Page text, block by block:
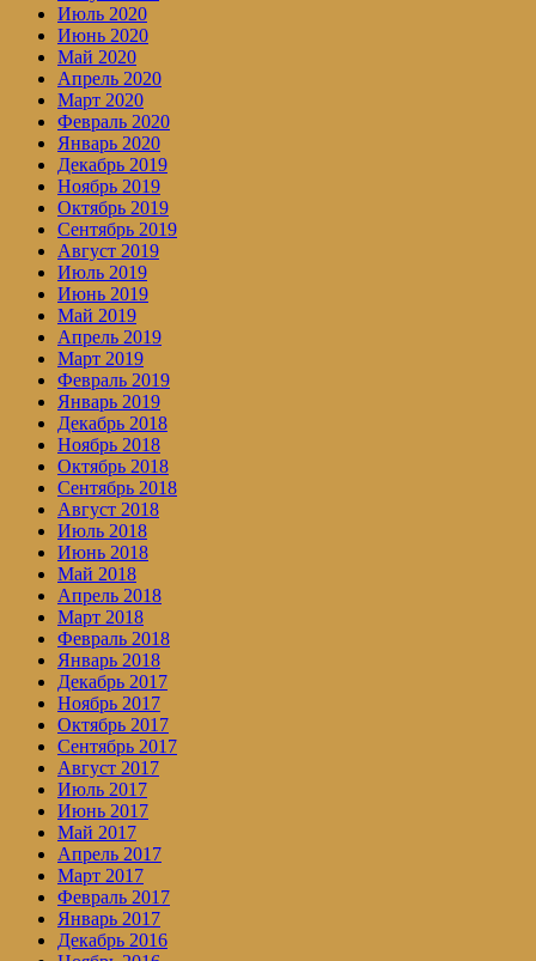
Июль 2020
Июнь 2020
Май 2020
Апрель 2020
Март 2020
Февраль 2020
Январь 2020
Декабрь 2019
Ноябрь 2019
Октябрь 2019
Сентябрь 2019
Август 2019
Июль 2019
Июнь 2019
Май 2019
Апрель 2019
Март 2019
Февраль 2019
Январь 2019
Декабрь 2018
Ноябрь 2018
Октябрь 2018
Сентябрь 2018
Август 2018
Июль 2018
Июнь 2018
Май 2018
Апрель 2018
Март 2018
Февраль 2018
Январь 2018
Декабрь 2017
Ноябрь 2017
Октябрь 2017
Сентябрь 2017
Август 2017
Июль 2017
Июнь 2017
Май 2017
Апрель 2017
Март 2017
Февраль 2017
Январь 2017
Декабрь 2016